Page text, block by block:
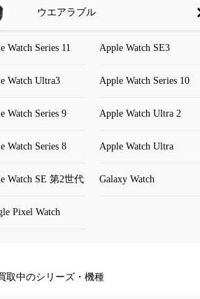
ウエアラブル
Watch Series 11 Apple Watch SE3
Watch Ultra3 Apple Watch Series 10
Watch Series 9 Apple Watch Ultra 2
Watch Series 8 Apple Watch Ultra
Watch SE 第2世代 Galaxy Watch
Pixel Watch
取中のシリーズ・機種